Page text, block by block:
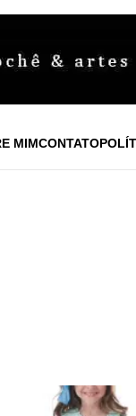
MIMCONTATO